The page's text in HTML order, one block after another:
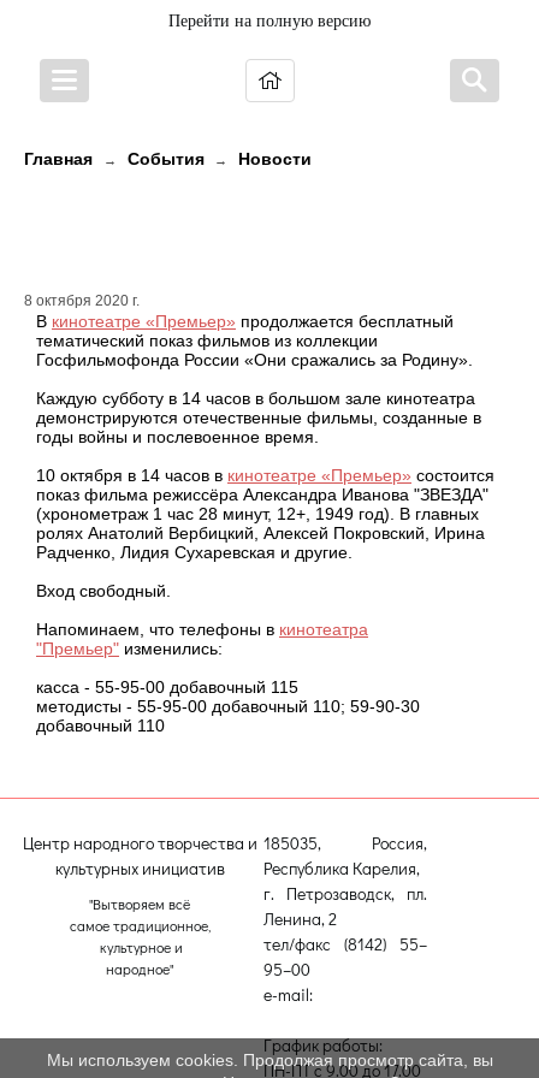
Перейти на полную версию
Главная → События → Новости
8 октября 2020 г.
В кинотеатре «Премьер» продолжается бесплатный
тематический показ фильмов из коллекции
Госфильмофонда России «Они сражались за Родину».
Каждую субботу в 14 часов в большом зале кинотеатра
демонстрируются отечественные фильмы, созданные в
годы войны и послевоенное время.
10 октября в 14 часов в кинотеатре «Премьер» состоится
показ фильма режиссёра Александра Иванова "ЗВЕЗДА"
(хронометраж 1 час 28 минут, 12+, 1949 год). В главных
ролях Анатолий Вербицкий, Алексей Покровский, Ирина
Радченко, Лидия Сухаревская и другие.
Вход свободный.
Напоминаем, что телефоны в кинотеатра
"Премьер" изменились:
касса - 55-95-00 добавочный 115
методисты - 55-95-00 добавочный 110; 59-90-30
добавочный 110
Центр народного творчества и
культурных инициатив
"Вытворяем всё
самое традиционное,
культурное и
народное"
185035, Россия,
Республика Карелия,
г. Петрозаводск, пл.
Ленина, 2
тел/факс (8142) 55–
95–00
e-mail:
График работы:
ПН-ПТ с 9.00 до 17.00
Мы используем cookies. Продолжая просмотр сайта, вы